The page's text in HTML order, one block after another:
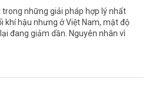
những giải pháp hợp lý nhất
khí hậu nhưng ở Việt Nam, mật độ
đang giảm dần. Nguyên nhân vì